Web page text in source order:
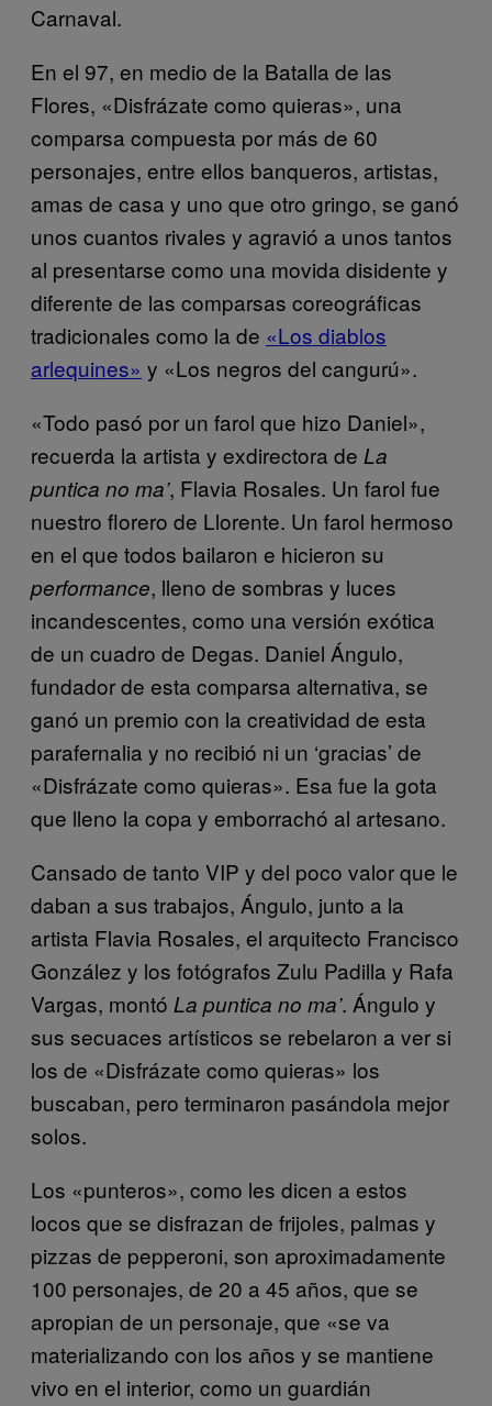
Carnaval.
En el 97, en medio de la Batalla de las
Flores, «Disfrázate como quieras», una
comparsa compuesta por más de 60
personajes, entre ellos banqueros, artistas,
amas de casa y uno que otro gringo, se ganó
unos cuantos rivales y agravió a unos tantos
al presentarse como una movida disidente y
diferente de las comparsas coreográficas
tradicionales como la de «Los diablos
arlequines» y «Los negros del cangurú».
«Todo pasó por un farol que hizo Daniel»,
recuerda la artista y exdirectora de La
puntica no ma’, Flavia Rosales. Un farol fue
nuestro florero de Llorente. Un farol hermoso
en el que todos bailaron e hicieron su
performance, lleno de sombras y luces
incandescentes, como una versión exótica
de un cuadro de Degas. Daniel Ángulo,
fundador de esta comparsa alternativa, se
ganó un premio con la creatividad de esta
parafernalia y no recibió ni un ‘gracias’ de
«Disfrázate como quieras». Esa fue la gota
que lleno la copa y emborrachó al artesano.
Cansado de tanto VIP y del poco valor que le
daban a sus trabajos, Ángulo, junto a la
artista Flavia Rosales, el arquitecto Francisco
González y los fotógrafos Zulu Padilla y Rafa
Vargas, montó La puntica no ma’. Ángulo y
sus secuaces artísticos se rebelaron a ver si
los de «Disfrázate como quieras» los
buscaban, pero terminaron pasándola mejor
solos.
Los «punteros», como les dicen a estos
locos que se disfrazan de frijoles, palmas y
pizzas de pepperoni, son aproximadamente
100 personajes, de 20 a 45 años, que se
apropian de un personaje, que «se va
materializando con los años y se mantiene
vivo en el interior, como un guardián